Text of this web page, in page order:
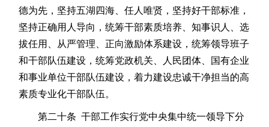
德为先，坚持五湖四海、任人唯贤，坚持好干部标准，
坚持正确用人导向，统筹干部素质培养、知事识人、选
拔任用、从严管理、正向激励体系建设，统筹领导班子
和干部队伍建设，统筹党政机关、人民团体、国有企业
和事业单位干部队伍建设，着力建设忠诚干净担当的高
素质专业化干部队伍。
第二十条 干部工作实行党中央集中统一领导下分